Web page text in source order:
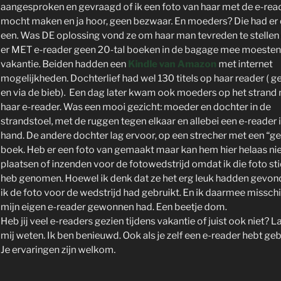
aangesproken en gevraagd of ik een foto van haar met de e-
mocht maken en ja hoor, geen bezwaar. En moeders? Die had er
een. Was DE oplossing vond ze om haar man tevreden te
er MET e-reader geen 20-tal boeken in de bagage mee
vakantie. Beiden hadden een Kindle van Amazon met internet
mogelijkheden. Dochterlief had wel 130 titels op haar reader (
en via de bieb). Een dag later kwam ook moeders op het strand
haar e-reader. Was een mooi gezicht: moeder en dochter in de
strandstoel, met de ruggen tegen elkaar en allebei een e-reader
hand. De andere dochter lag ervoor, op een strecher met een
boek. Heb er een foto van gemaakt maar kan hem hier helaas
plaatsen of inzenden voor de fotowedstrijd omdat ik die foto
heb genomen. Hoewel ik denk dat ze het erg leuk hadden
ik de foto voor de wedstrijd had gebruikt. En ik daarmee
mijn eigen e-reader gewonnen had. Een beetje dom.
Heb jij veel e-readers gezien tijdens vakantie of juist ook niet?
mij weten. Ik ben benieuwd. Ook als je zelf een e-reader hebt
Je ervaringen zijn welkom.